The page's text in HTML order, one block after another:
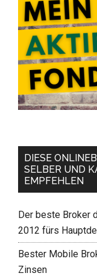
DIESE
SELBER UND
EMPFEHLEN
Der beste Broker
2012 fürs
Bester Mobile
Zinsen